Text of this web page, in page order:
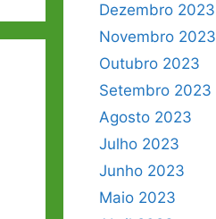
Dezembro 2023
Novembro 2023
Outubro 2023
Setembro 2023
Agosto 2023
Julho 2023
Junho 2023
Maio 2023